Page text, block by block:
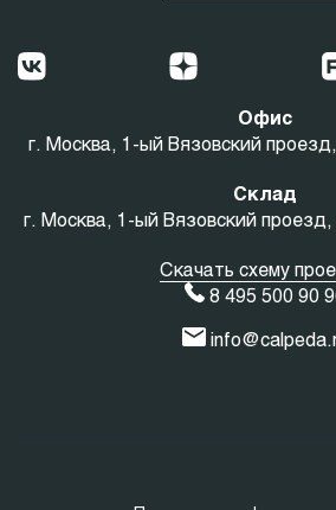
Офис
г. Москва, 1-ый Вязовский
Склад
г. Москва, 1-ый Вязовский
Скачать схему
8 495 500 90